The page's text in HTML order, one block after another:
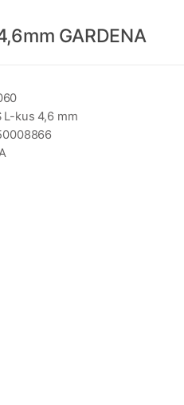
GARDENA
L-kus 4,6 mm